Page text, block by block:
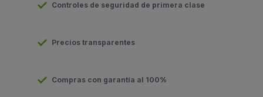
Controles de seguridad de primera clase
Precios transparentes
Compras con garantía al 100%